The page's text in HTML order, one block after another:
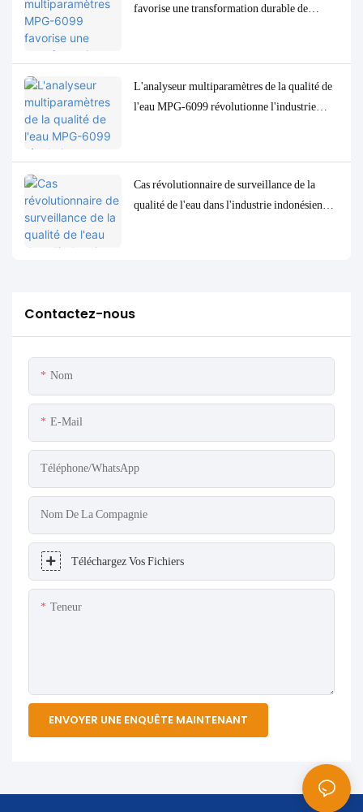
favorise une transformation durable de
L'analyseur multiparamètres de la qualité de
l'eau MPG-6099 révolutionne l'industrie
Cas révolutionnaire de surveillance de la
qualité de l'eau dans l'industrie indonésienne
Contactez-nous
Nom
E-Mail
Téléphone/WhatsApp
Nom De La Compagnie
Téléchargez Vos Fichiers
Teneur
ENVOYER UNE ENQUÊTE MAINTENANT